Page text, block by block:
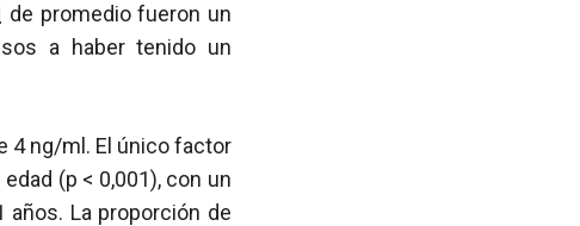
de promedio fueron un
a haber tenido un
4 ng/ml. El único factor
(p < 0,001), con un
La proporción de